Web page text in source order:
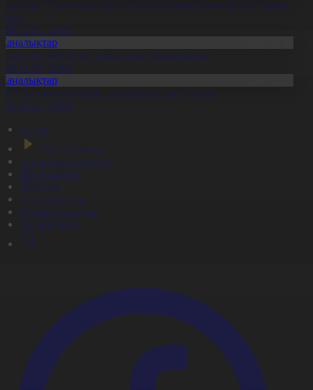
Партиялар үгіт-насихат жұмыстарын жалғастырып
20:05
сайлауына дайындық пысықталды
20:02
да тамыз айында да аптап ыстық болады
20:00
Басты
Тікелей эфир
Бағдарлама кестесі
Жаңалықтар
Жобалар
Телехикаялар
Мультсериалдар
Видеоархив